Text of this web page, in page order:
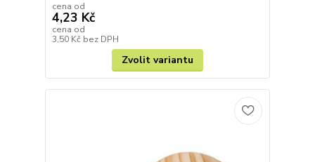
cena od
4,23 Kč
cena od
3,50 Kč bez DPH
Zvolit variantu